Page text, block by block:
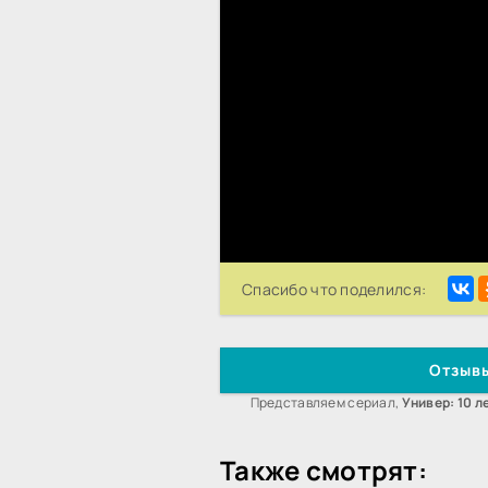
Спасибо что поделился:
Представляем сериал, Универ: 10
Также смотрят: